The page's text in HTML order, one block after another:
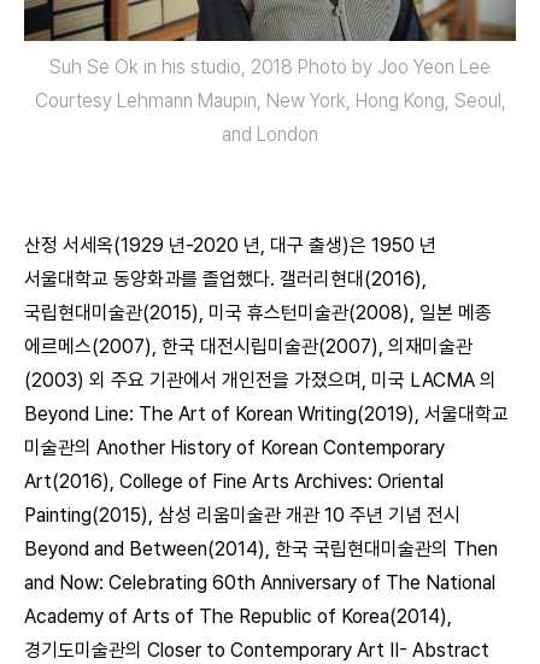
Suh Se Ok in his studio, 2018 Photo by Joo Yeon Lee
Courtesy Lehmann Maupin, New York, Hong Kong, Seoul,
and London
산정 서세옥(1929 년-2020 년, 대구 출생)은 1950 년
서울대학교 동양화과를 졸업했다. 갤러리현대(2016),
국립현대미술관(2015), 미국 휴스턴미술관(2008), 일본 메종
에르메스(2007), 한국 대전시립미술관(2007), 의재미술관
(2003) 외 주요 기관에서 개인전을 가졌으며, 미국 LACMA 의
Beyond Line: The Art of Korean Writing(2019), 서울대학교
미술관의 Another History of Korean Contemporary
Art(2016), College of Fine Arts Archives: Oriental
Painting(2015), 삼성 리움미술관 개관 10 주년 기념 전시
Beyond and Between(2014), 한국 국립현대미술관의 Then
and Now: Celebrating 60th Anniversary of The National
Academy of Arts of The Republic of Korea(2014),
경기도미술관의 Closer to Contemporary Art II- Abstract